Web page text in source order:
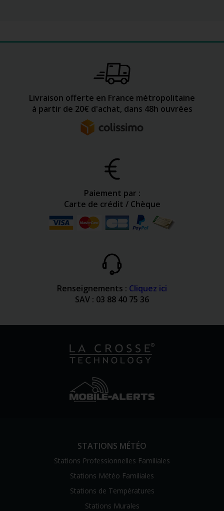
Livraison offerte en France métropolitaine
à partir de 20€ d'achat, dans 48h ouvrées
Paiement par :
Carte de crédit / Chèque
Renseignements : Cliquez ici
SAV : 03 88 40 75 36
STATIONS MÉTÉO
Stations Professionnelles Familiales
Stations Météo Familiales
Stations de Températures
Stations Murales